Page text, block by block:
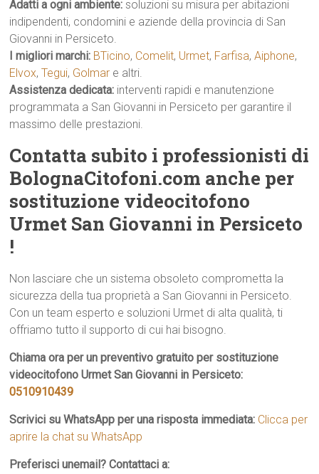
Adatti a ogni ambiente: soluzioni su misura per abitazioni
indipendenti, condomini e aziende della provincia di San
Giovanni in Persiceto.
I migliori marchi: BTicino, Comelit, Urmet, Farfisa,Aiphone,
Elvox,Tegui, Golmar e altri.
Assistenza dedicata: interventi rapidi e manutenzione
programmata a San Giovanni in Persiceto per garantire il
massimo delle prestazioni.
Contatta subito i professionisti di
BolognaCitofoni.com anche per
sostituzione videocitofono
Urmet San Giovanni in Persiceto
!
Non lasciare che un sistema obsoleto comprometta la
sicurezza della tua proprietà a San Giovanni in Persiceto.
Con un team esperto e soluzioni Urmet di alta qualità, ti
offriamo tutto il supporto di cui hai bisogno.
Chiama ora per un preventivo gratuito per sostituzione
videocitofono Urmet San Giovanni in Persiceto:
0510910439
Scrivici su WhatsApp per una risposta immediata: Clicca per
aprire la chat su WhatsApp
Preferisci unemail? Contattaci a: